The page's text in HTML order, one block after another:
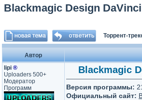
Blackmagic Design
Торрент-
Автор
lipi ®
Uploaders 500+
Модератор
Программ
Blackmagic
Версия программы:
Официальный сайт: